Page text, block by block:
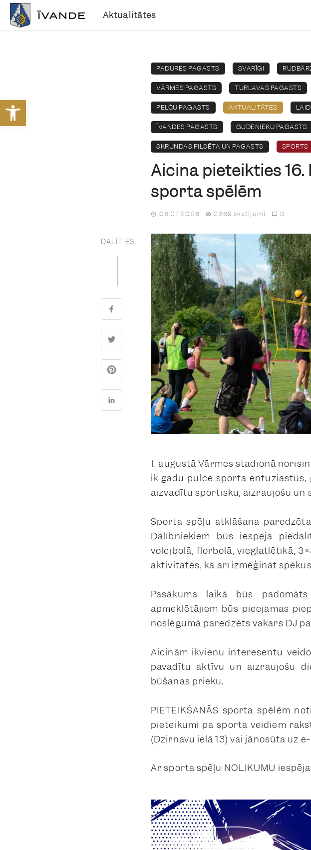
Open toolbar
Aktualitātes
PADURES PAGASTS SVARĪGI
VĀRMES PAGASTS TURLAVAS PAGASTS
PELČU PAGASTS AKTUALITĀTES
ĪVANDES PAGASTS GUDENIEKU PAGASTS
SKRUNDAS PILSĒTA UN PAGASTS SPORTS
Aicina pieteikties
sporta spēlēm
08.07.2026 2369 skatījumi 0
DALĪTIES
1. augustā Vārmes stadionā
ik gadu pulcē sporta entuziastus,
aizvadītu sportisku, aizraujošu un
Sporta spēļu atklāšana
Dalībniekiem būs iespēja
volejbolā, florbolā, vieglatlētikā,
aktivitātēs, kā arī izmēģināt
Pasākuma laikā būs
apmeklētājiem būs pieejamas
noslēgumā paredzēts vakars DJ
Aicinām ikvienu interesentu
pavadītu aktīvu un aizraujošu
būšanas prieku.
PIETEIKŠANĀS sporta spēlēm
pieteikumi pa sporta veidiem
(Dzirnavu ielā 13) vai jānosūta uz
Ar sporta spēļu NOLIKUMU